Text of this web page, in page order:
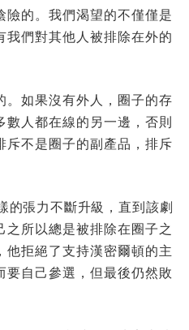
的。我們渴望的不僅僅是
我們對其他人被排除在外的
。如果沒有外人，圈子的存
人都在線的另一邊，否則
斥不是圈子的副產品，排斥
的張力不斷升級，直到該劇
所以總是被排除在圈子之
拒絕了支持漢密爾頓的主
自己參選，但最後仍然敗